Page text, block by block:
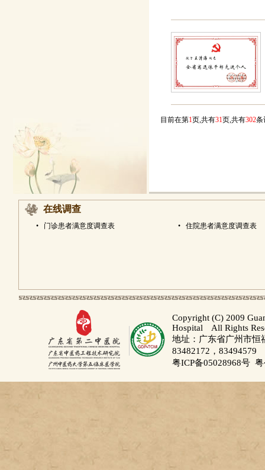
目前在第1页,共有31页,共有302
在线调查
• 门诊患者满意度调查表 • 住院患者满意度调查表
Copyright (C) 2009
Hospital All Rights
地址：广东省广州市
83482172，83494579
粤ICP备05028968号